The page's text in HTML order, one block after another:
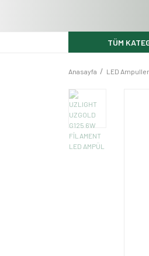
TÜM
Anasayfa LED Ampuller